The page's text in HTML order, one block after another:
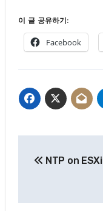
이 글 공유하기:
Facebook
NTP on ESXi